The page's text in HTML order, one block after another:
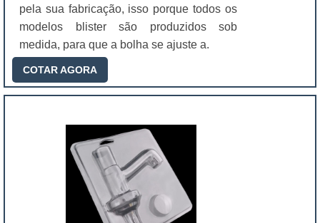
pela sua fabricação, isso porque todos os
modelos blister são produzidos sob
medida, para que a bolha se ajuste a.
COTAR AGORA